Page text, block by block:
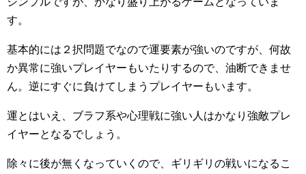
す。
基本的には２択問題でなので運要素が強いのですが、何故
か異常に強いプレイヤーもいたりするので、油断できませ
ん。逆にすぐに負けてしまうプレイヤーもいます。
運とはいえ、ブラフ系や心理戦に強い人はかなり強敵プレ
イヤーとなるでしょう。
除々に後が無くなっていくので、ギリギリの戦いになるこ